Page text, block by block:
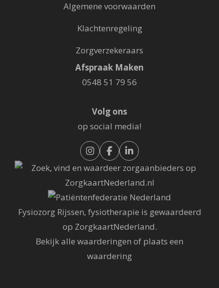
Algemene voorwaarden
Klachtenregeling
Zorgverzekeraars
Afspraak Maken
0548 51 79 56
Volg ons
op social media!
Fysiozorg Rijssen, fysiotherapie is gewaardeerd
op ZorgkaartNederland.
Bekijk alle waarderingen of plaats een
waardering